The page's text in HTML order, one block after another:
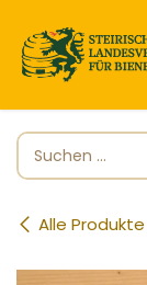
Alle Produkte